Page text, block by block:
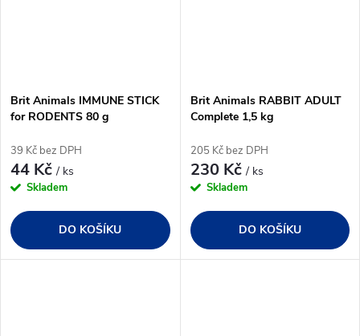
Brit Animals IMMUNE STICK
for RODENTS 80 g
39 Kč bez DPH
44 Kč/ ks
Skladem
DO KOŠÍKU
Brit Animals RABBIT ADULT
Complete 1,5 kg
205 Kč bez DPH
230 Kč/ ks
Skladem
DO KOŠÍKU